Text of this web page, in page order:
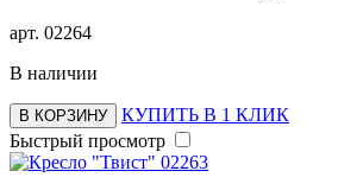
арт. 02264
В наличии
В КОРЗИНУ
КУПИТЬ В 1 КЛИК
Быстрый просмотр